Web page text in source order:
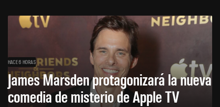
HACE 6 HORAS
James Marsden protagonizará la nueva
comedia de misterio de Apple TV